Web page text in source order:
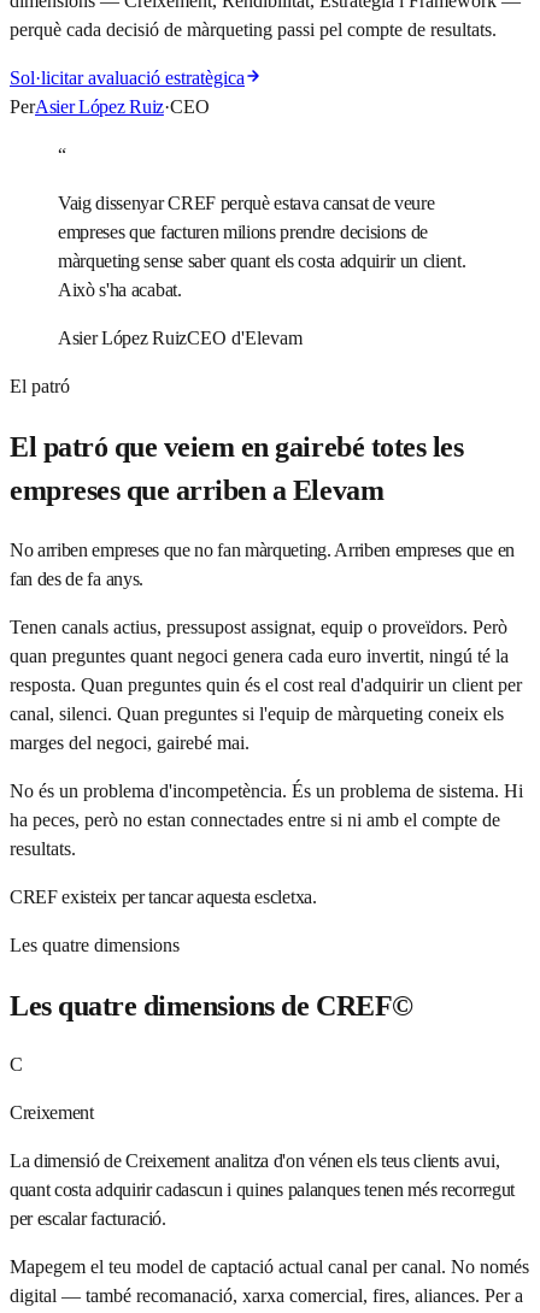
perquè cada decisió de màrqueting passi pel compte de resultats.
Sol·licitar avaluació estratègica
PerAsier López Ruiz·CEO
“
Vaig dissenyar CREF perquè estava cansat de veure
empreses que facturen milions prendre decisions de
màrqueting sense saber quant els costa adquirir un client.
Això s'ha acabat.
Asier López RuizCEO d'Elevam
El patró
El patró que veiem en gairebé totes les
empreses que arriben a Elevam
No arriben empreses que no fan màrqueting. Arriben empreses que en
fan des de fa anys.
Tenen canals actius, pressupost assignat, equip o proveïdors. Però
quan preguntes quant negoci genera cada euro invertit, ningú té la
resposta. Quan preguntes quin és el cost real d'adquirir un client per
canal, silenci. Quan preguntes si l'equip de màrqueting coneix els
marges del negoci, gairebé mai.
No és un problema d'incompetència. És un problema de sistema. Hi
ha peces, però no estan connectades entre si ni amb el compte de
resultats.
CREF existeix per tancar aquesta escletxa.
Les quatre dimensions
Les quatre dimensions de CREF©
C
Creixement
La dimensió de Creixement analitza d'on vénen els teus clients avui,
quant costa adquirir cadascun i quines palanques tenen més recorregut
per escalar facturació.
Mapegem el teu model de captació actual canal per canal. No només
digital — també recomanació, xarxa comercial, fires, aliances. Per a